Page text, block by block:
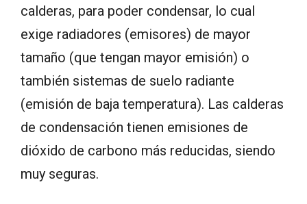
calderas, para poder condensar, lo cual
exige radiadores (emisores) de mayor
tamaño (que tengan mayor emisión) o
también sistemas de suelo radiante
(emisión de baja temperatura). Las calderas
de condensación tienen emisiones de
dióxido de carbono más reducidas, siendo
muy seguras.